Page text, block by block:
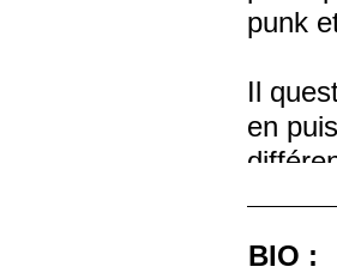
BIO :
punk
Il
en